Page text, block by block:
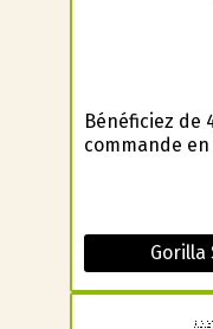
Bénéficiez de
commande
Gorilla